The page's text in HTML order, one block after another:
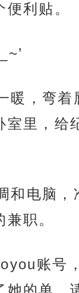
利贴。
暖，弯着
室里，给
和电脑，
职。
账号
她的单，